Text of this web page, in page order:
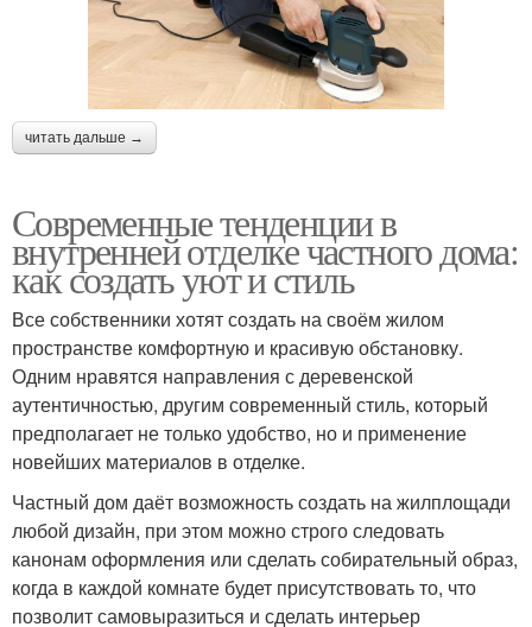
читать дальше →
Современные тенденции в
внутренней отделке частного дома:
как создать уют и стиль
Все собственники хотят создать на своём жилом
пространстве комфортную и красивую обстановку.
Одним нравятся направления с деревенской
аутентичностью, другим современный стиль, который
предполагает не только удобство, но и применение
новейших материалов в отделке.
Частный дом даёт возможность создать на жилплощади
любой дизайн, при этом можно строго следовать
канонам оформления или сделать собирательный образ,
когда в каждой комнате будет присутствовать то, что
позволит самовыразиться и сделать интерьер